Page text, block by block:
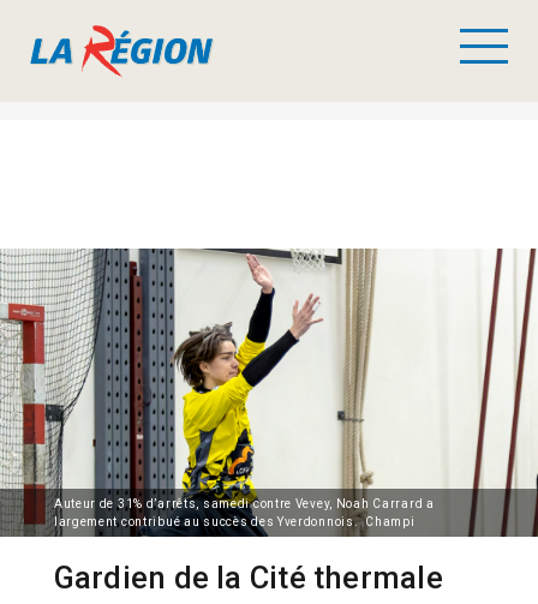
Auteur de 31% d’arrêts, samedi contre Vevey, Noah Carrard a
largement contribué au succès des Yverdonnois. Champi
Gardien de la Cité thermale